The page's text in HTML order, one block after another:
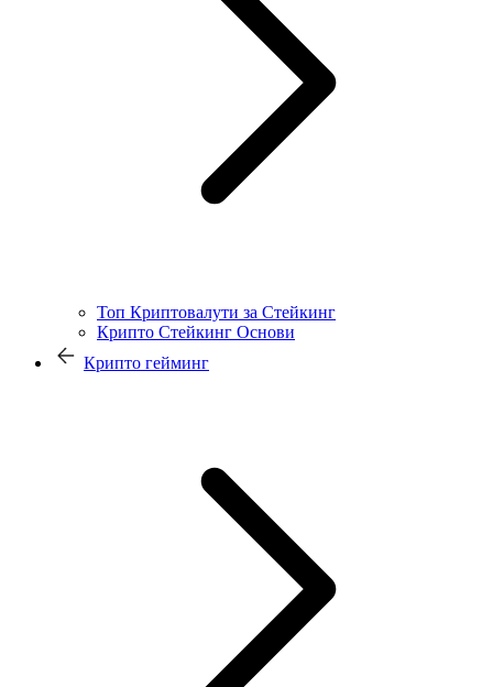
Топ Криптовалути за Стейкинг
Крипто Стейкинг Основи
Крипто гейминг